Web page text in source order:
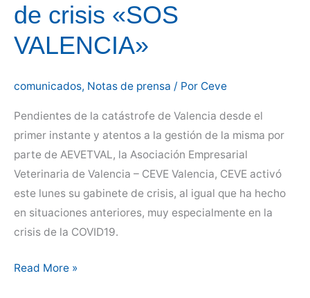
de crisis «SOS
VALENCIA»
comunicados, Notas de prensa / Por Ceve
Pendientes de la catástrofe de Valencia desde el
primer instante y atentos a la gestión de la misma por
parte de AEVETVAL, la Asociación Empresarial
Veterinaria de Valencia – CEVE Valencia, CEVE activó
este lunes su gabinete de crisis, al igual que ha hecho
en situaciones anteriores, muy especialmente en la
crisis de la COVID19.
CEVE
Read More »